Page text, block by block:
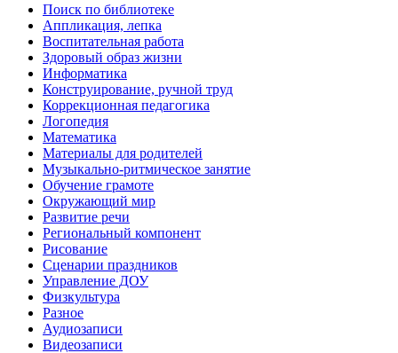
Поиск по библиотеке
Аппликация, лепка
Воспитательная работа
Здоровый образ жизни
Информатика
Конструирование, ручной труд
Коррекционная педагогика
Логопедия
Математика
Материалы для родителей
Музыкально-ритмическое занятие
Обучение грамоте
Окружающий мир
Развитие речи
Региональный компонент
Рисование
Сценарии праздников
Управление ДОУ
Физкультура
Разное
Аудиозаписи
Видеозаписи